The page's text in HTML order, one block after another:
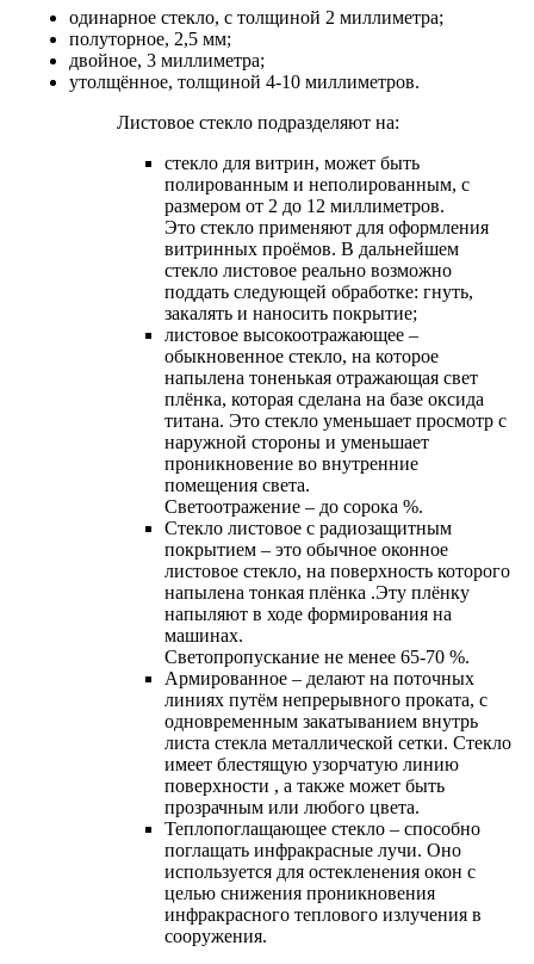
одинарное стекло, с толщиной 2 миллиметра;
полуторное, 2,5 мм;
двойное, 3 миллиметра;
утолщённое, толщиной 4-10 миллиметров.
Листовое стекло подразделяют на:
стекло для витрин, может быть
полированным и неполированным, с
размером от 2 до 12 миллиметров.
Это стекло применяют для оформления
витринных проёмов. В дальнейшем
стекло листовое реально возможно
поддать следующей обработке: гнуть,
закалять и наносить покрытие;
листовое высокоотражающее –
обыкновенное стекло, на которое
напылена тоненькая отражающая свет
плёнка, которая сделана на базе оксида
титана. Это стекло уменьшает просмотр с
наружной стороны и уменьшает
проникновение во внутренние
помещения света.
Светоотражение – до сорока %.
Cтекло листовое с радиозащитным
покрытием – это обычное оконное
листовое стекло, на поверхность которого
напылена тонкая плёнка .Эту плёнку
напыляют в ходе формирования на
машинах.
Светопропускание не менее 65-70 %.
Армированное – делают на поточных
линиях путём непрерывного проката, с
одновременным закатыванием внутрь
листа стекла металлической сетки. Стекло
имеет блестящую узорчатую линию
поверхности , а также может быть
прозрачным или любого цвета.
Теплопоглащающее стекло – способно
поглащать инфракрасные лучи. Оно
используется для остекленения окон с
целью снижения проникновения
инфракрасного теплового излучения в
сооружения.